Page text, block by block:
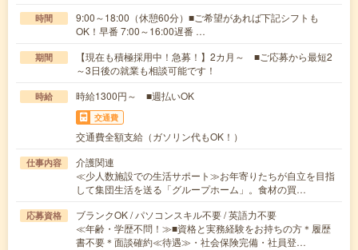
時間
9:00～18:00（休憩60分）■ご希望があれば下記シフトも
OK！早番 7:00～16:00遅番 …
期間
【現在も積極採用中！急募！】2カ月～ ■ご応募から最短2
～3日後の就業も相談可能です！
時給 時給1300円～ ■週払いOK
交通費
交通費全額支給（ガソリン代もOK！）
仕事内容
介護関連
≪少人数施設での生活サポート≫お年寄りたちが自立を目指
して集団生活を送る「グループホーム」。食材の買…
応募資格
ブランクOK / パソコンスキル不要 / 英語力不要
≪年齢・学歴不問！≫■資格と実務経験をお持ちの方＊履歴
書不要＊面談確約≪待遇≫・社会保険完備・社員登…